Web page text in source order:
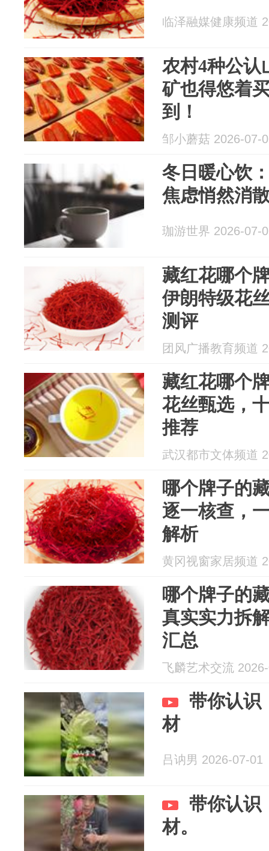
临泽融媒健康频道
农村4种公认
矿也得悠着
到！
邹小蘑菇 2026-07-
冬日暖心饮
焦虑悄然消
珈游世界 2026-07-
藏红花哪个
伊朗特级花
测评
团风广播教育频道
藏红花哪个
花丝甄选，
推荐
武汉都市文体频道
哪个牌子的
逐一核查，
解析
黄冈视窗家居频道
哪个牌子的
真实实力拆
汇总
飞麟艺术交流
带你认识
材
吕讷男 2026-07-01
带你认识
材。